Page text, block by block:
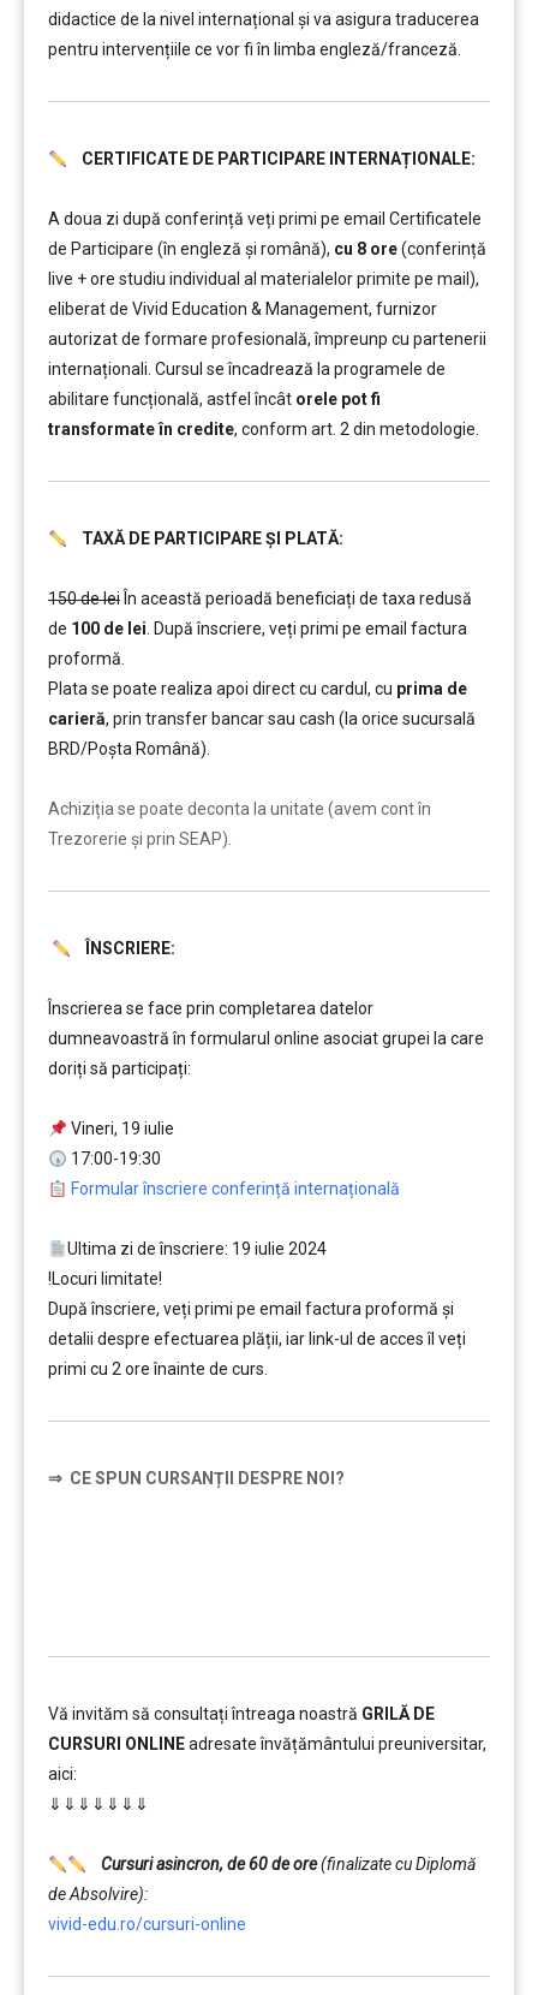
didactice de la nivel internațional și va asigura traducerea
pentru intervențiile ce vor fi în limba engleză/franceză.
CERTIFICATE DE PARTICIPARE INTERNAȚIONALE:
A doua zi după conferință veți primi pe email Certificatele
de Participare (în engleză și română), cu 8 ore(conferință
live + ore studiu individual al materialelor primite pe mail),
eliberat de Vivid Education & Management, furnizor
autorizat de formare profesională, împreunp cu partenerii
internaționali. Cursul se încadrează la programele de
abilitare funcțională, astfel încât orele pot fi
transformate în credite, conform art. 2 din metodologie.
TAXĂ DE PARTICIPARE ȘI PLATĂ:
150 de lei În această perioadă beneficiați de taxa redusă
de 100 de lei . După înscriere, veți primi pe email factura
proformă.
Plata se poate realiza apoi direct cu cardul, cu prima de
carieră, prin transfer bancar sau cash (la orice sucursală
BRD/Poșta Română).
Achiziția se poate deconta la unitate (avem cont în
Trezorerie și prin SEAP).
ÎNSCRIERE:
Înscrierea se face prin completarea datelor
dumneavoastră în formularul online asociat grupei la care
doriți să participați:
Vineri, 19 iulie
17:00-19:30
Formular înscriere conferință internațională
Ultima zi de înscriere: 19 iulie 2024
!Locuri limitate!
După înscriere, veți primi pe email factura proformă și
detalii despre efectuarea plății, iar link-ul de acces îl veți
primi cu 2 ore înainte de curs.
⇒ CE SPUN CURSANȚII DESPRE NOI?
Vă invităm să consultați întreaga noastră GRILĂ DE
CURSURI ONLINEadresate învățământului preuniversitar,
aici:
⇓⇓⇓⇓⇓⇓⇓
Cursuri asincron, de 60 de ore(finalizate cu Diplomă
de Absolvire):
vivid-edu.ro/cursuri-online